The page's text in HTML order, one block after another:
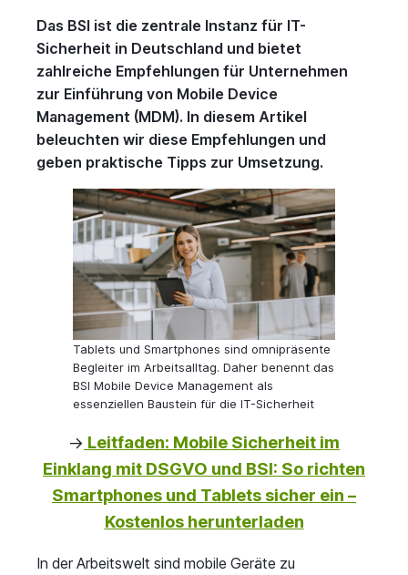
Das BSI ist die zentrale Instanz für IT-
Sicherheit in Deutschland und bietet
zahlreiche Empfehlungen für Unternehmen
zur Einführung von Mobile Device
Management (MDM). In diesem Artikel
beleuchten wir diese Empfehlungen und
geben praktische Tipps zur Umsetzung.
Tablets und Smartphones sind omnipräsente
Begleiter im Arbeitsalltag. Daher benennt das
BSI Mobile Device Management als
essenziellen Baustein für die IT-Sicherheit
-> Leitfaden: Mobile Sicherheit im
Einklang mit DSGVO und BSI: So richten
Smartphones und Tablets sicher ein –
Kostenlos herunterladen
In der Arbeitswelt sind mobile Geräte zu